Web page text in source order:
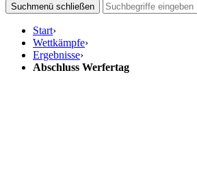
Suchmenü schließen
Start›
Wettkämpfe›
Ergebnisse›
Abschluss Werfertag